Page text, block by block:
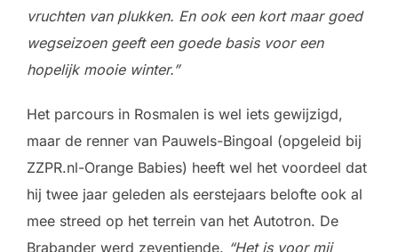
vruchten van plukken. En ook een kort maar goed
wegseizoen geeft een goede basis voor een
hopelijk mooie winter.”
Het parcours in Rosmalen is wel iets gewijzigd,
maar de renner van Pauwels-Bingoal (opgeleid bij
ZZPR.nl-Orange Babies) heeft wel het voordeel dat
hij twee jaar geleden als eerstejaars belofte ook al
mee streed op het terrein van het Autotron. De
Brabander werd zeventiende. “Het is voor mij